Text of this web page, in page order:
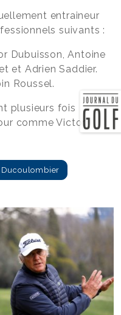
entraineur
suivants :
Dubuisson, Antoine
et Adrien Saddier.
Roussel.
plusieurs fois
comme Victor